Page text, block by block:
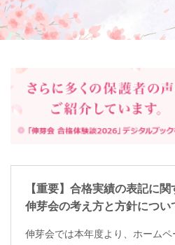
【重要】合格実績の表記に関
伸芽会の考え方と方針につい
伸芽会では本年度より、ホーム